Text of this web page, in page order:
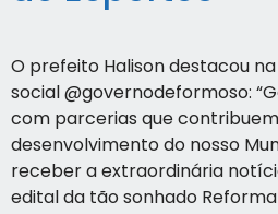
O prefeito Halison destacou
social @governodeformoso:
com parcerias que
desenvolvimento do nosso
receber a extraordinária
edital da tão sonhado